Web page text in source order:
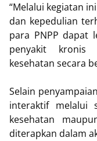
“Melalui kegiatan
dan kepedulian
para PNPP dapat
penyakit kronis
kesehatan secara
Selain
interaktif melalui
kesehatan
diterapkan dalam